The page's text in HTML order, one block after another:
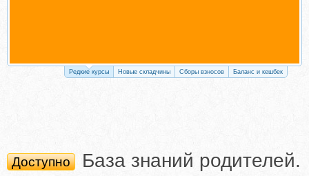
Редкие курсы Новые складчины Сборы взносов Баланс и кешбек
Доступно
База знаний родителей.